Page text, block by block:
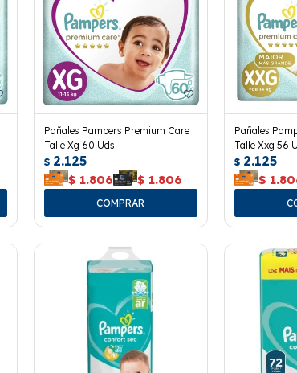
Pañales Pampers Premium Care
Talle Xg 60 Uds.
$ 2.125
$ 1.806 $ 1.806
Pañales
Talle Xxg 56
$ 2.125
$